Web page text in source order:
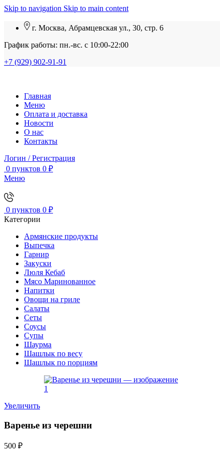
Skip to navigation Skip to main content
г. Москва, Абрамцевская ул., 30, стр. 6
График работы: пн.-вс. с 10:00-22:00
+7 (929) 902-91-91
Главная
Меню
Оплата и доставка
Новости
О нас
Контакты
Логин / Регистрация
0 пунктов 0 ₽
Меню
0 пунктов 0 ₽
Категории
Армянские продукты
Выпечка
Гарнир
Закуски
Люля Кебаб
Мясо Маринованное
Напитки
Овощи на гриле
Салаты
Сеты
Соусы
Супы
Шаурма
Шашлык по весу
Шашлык по порциям
Увеличить
Варенье из черешни
500 ₽